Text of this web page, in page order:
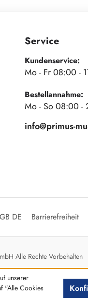
Service
Kundenservice:
Mo - Fr 08:00 -
Bestellannahme:
Mo - So 08:00 -
info@primus-
DE Barrierefreiheit
Alle Rechte Vorbehalten
unserer
"Alle Cookies